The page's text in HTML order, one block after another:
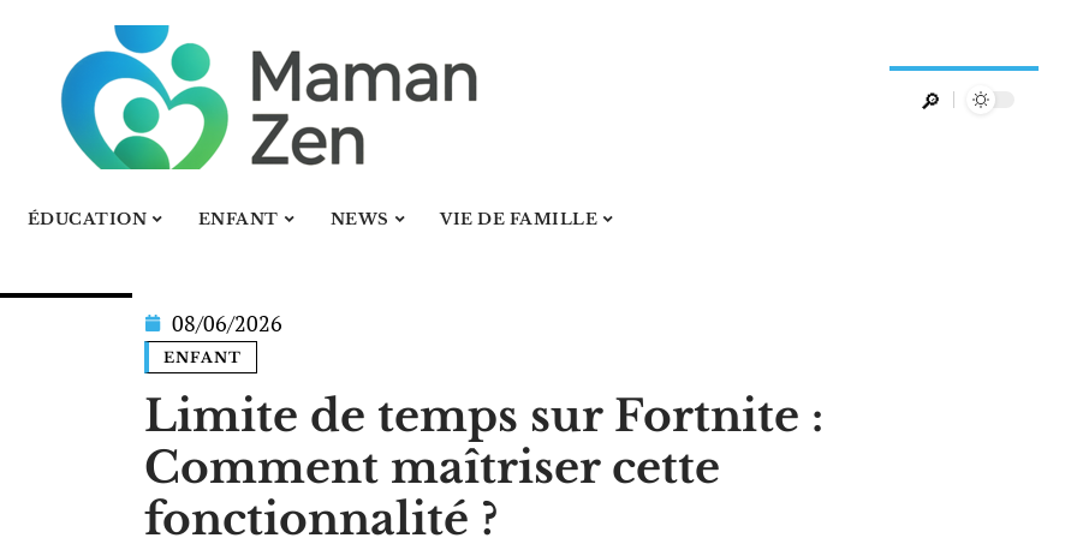
ÉDUCATION ENFANT NEWS VIE DE FAMILLE
08/06/2026
ENFANT
Limite de temps sur Fortnite :
Comment maîtriser cette
fonctionnalité ?